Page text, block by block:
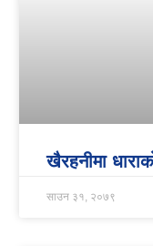
खैरहनीमा
साउन ३१, २०७९